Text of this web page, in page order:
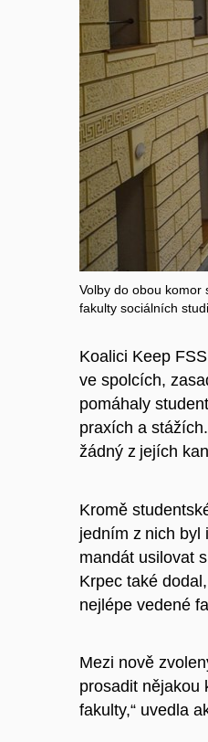
Volby do obou komor
fakulty sociálních
Koalici Keep
ve spolcích,
pomáhaly
praxích a
žádný z jejích
Kromě
jedním z nich byl
mandát usilovat
Krpec také
nejlépe vedené
Mezi nově
prosadit nějakou
fakulty,“ uvedla